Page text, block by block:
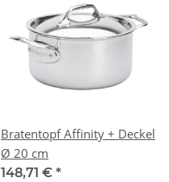
Bratentopf Affinity + Deckel
Ø 20 cm
148,71 € *